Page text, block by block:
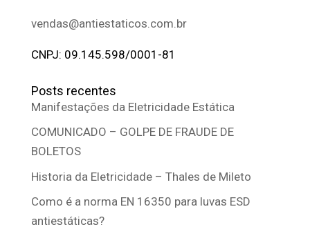
vendas@antiestaticos.com.br
CNPJ: 09.145.598/0001-81
Posts recentes
Manifestações da Eletricidade Estática
COMUNICADO – GOLPE DE FRAUDE DE
BOLETOS
Historia da Eletricidade – Thales de Mileto
Como é a norma EN 16350 para luvas ESD
antiestáticas?